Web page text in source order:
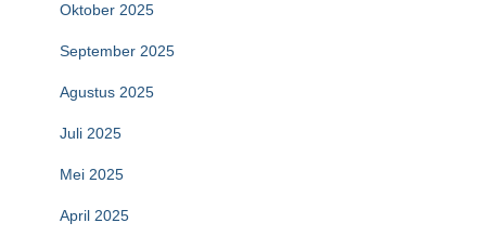
Oktober 2025
September 2025
Agustus 2025
Juli 2025
Mei 2025
April 2025